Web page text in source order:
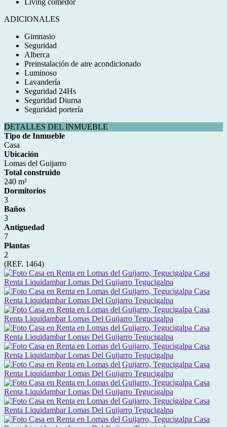
Living comedor
ADICIONALES
Gimnasio
Seguridad
Alberca
Preinstalación de aire acondicionado
Luminoso
Lavandería
Seguridad 24Hs
Seguridad Diurna
Seguridad portería
DETALLES DEL INMUEBLE
Tipo de Inmueble
Casa
Ubicación
Lomas del Guijarro
Total construido
240 m²
Dormitorios
3
Baños
3
Antiguedad
7
Plantas
2
(REF. 1464)